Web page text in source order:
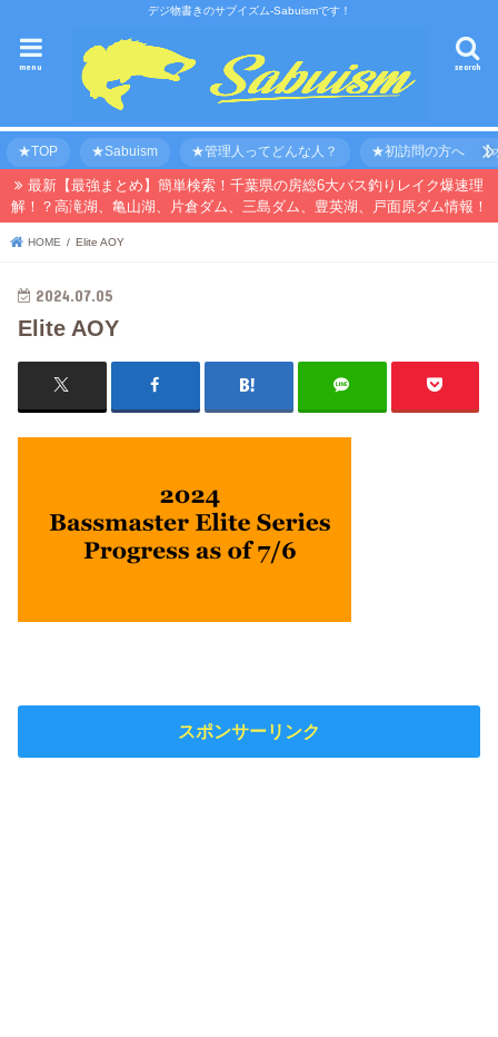
デジ物書きのサブイズム-Sabuismです！
search
menu
★TOP ★Sabuism ★管理人ってどんな人？ ★初訪問の方へ 【
最新【最強まとめ】簡単検索！千葉県の房総6大バス釣りレイク爆速理
解！？高滝湖、亀山湖、片倉ダム、三島ダム、豊英湖、戸面原ダム情報！
HOME Elite AOY
2024.07.05
Elite AOY
スポンサーリンク